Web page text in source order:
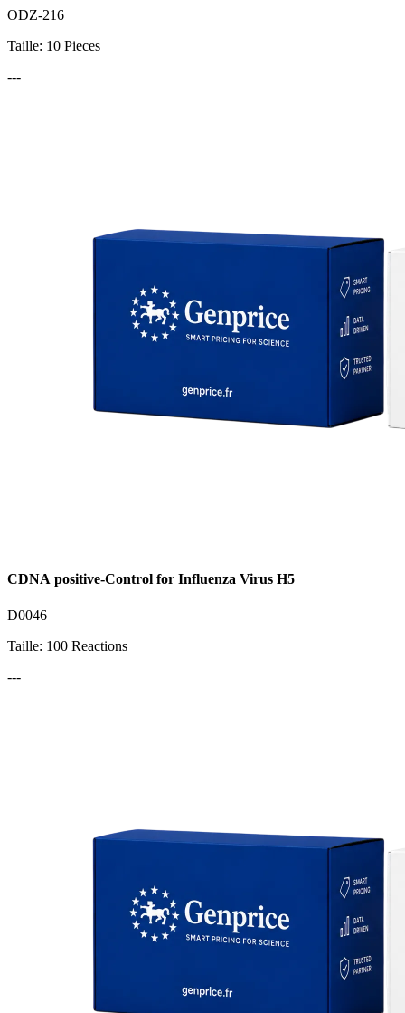
ODZ-216
Taille: 10 Pieces
---
CDNA positive-Control for Influenza Virus H5
D0046
Taille: 100 Reactions
---